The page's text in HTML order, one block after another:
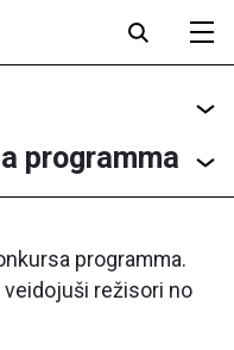
programma
programma.
veidojuši režisori no